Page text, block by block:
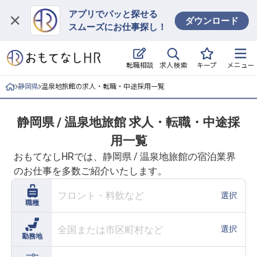
アプリでパッと探せる
スムーズにお仕事探し！
ダウンロード
転職相談 求人検索 キープ メニュー
ログイン
求人・施設を探す
就職・転職 合同説明会
おもてなしHRについて
ご利用の流れ
よくある質問
静岡県 温泉地旅館の求人・転職・中途採用一覧
静岡県 / 温泉地旅館 求人・転職・中途採
用一覧
おもてなしHRでは、静岡県 / 温泉地旅館の宿泊業界
のお仕事を多数ご紹介いたします。
職種
フロント・料飲など 選択
勤務地
全国または市区町村など 選択